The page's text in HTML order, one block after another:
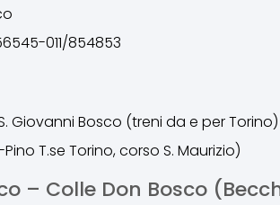
011/854853
Giovanni Bosco (treni da e per Torino)
T.se Torino, corso S. Maurizio)
– Colle Don Bosco